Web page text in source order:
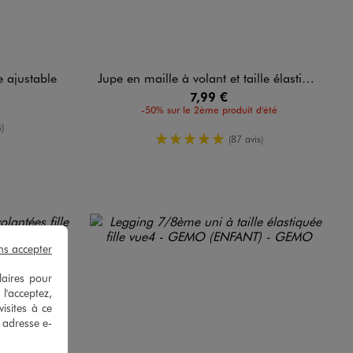
ajustable
Jupe en maille à volant et taille élastique fille
7,99 €
-50% sur le 2ème produit d'été
5/5 de moyenne
(87 avis)
pour
à ce
e-
accepter